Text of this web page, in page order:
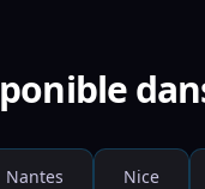
Nantes Nice